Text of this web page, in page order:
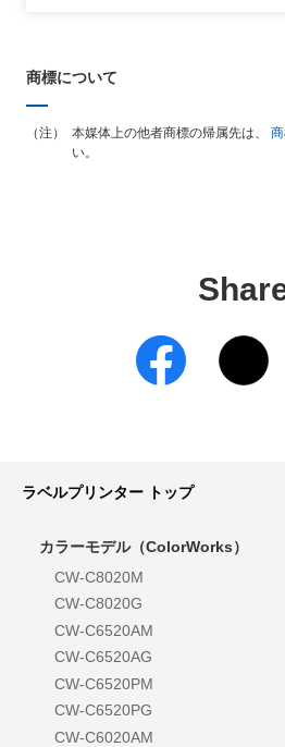
商標について
本媒体上の他者商標の帰属先は、
い。
ラベルプリンター トップ
カラーモデル（ColorWorks）
CW-C8020M
CW-C8020G
CW-C6520AM
CW-C6520AG
CW-C6520PM
CW-C6520PG
CW-C6020AM